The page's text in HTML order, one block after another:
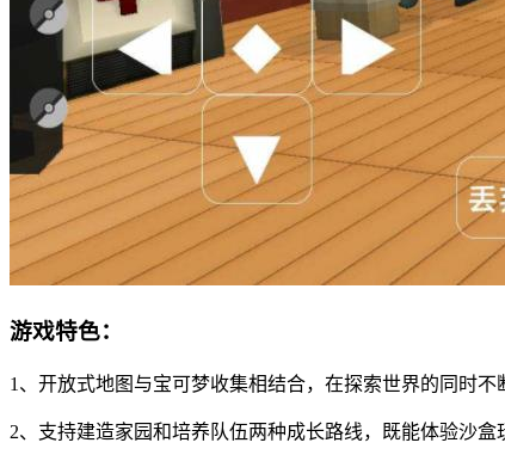
游戏特色：
1、开放式地图与宝可梦收集相结合，在探索世界的同时不
2、支持建造家园和培养队伍两种成长路线，既能体验沙盒